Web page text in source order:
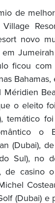
de
novo
ficou com
o eleito
temático
o
(Dubai),
Sul), no
de casino
(Dubai) e